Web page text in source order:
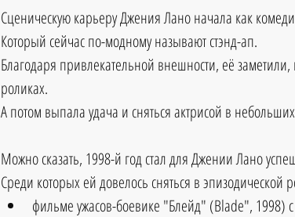
Сценическую карьеру Джения Лано начала как
Который сейчас по-модному называют стэнд-ап.
Благодаря привлекательной внешности, её
роликах.
А потом выпала удача и сняться актрисой в
Можно сказать, 1998-й год стал для Джении Лано
Среди которых ей довелось сняться в
фильме ужасов-боевике "Блейд" (Blade", 1998)